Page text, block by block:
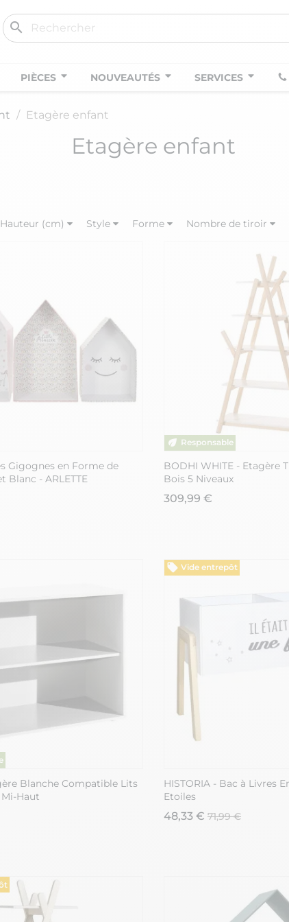
search
PIÈCES NOUVEAUTÉS SERVICES
Etagère enfant
Etagère enfant
Hauteur (cm) Style Forme Nombre de tiroir
Gigognes en Forme de
Blanc - ARLETTE
BODHI WHITE - Etagère
Bois 5 Niveaux
309,99 €
Blanche Compatible Lits
Haut
Vide entrepôt
HISTORIA - Bac à Livres
Etoiles
48,33 € 71,99 €